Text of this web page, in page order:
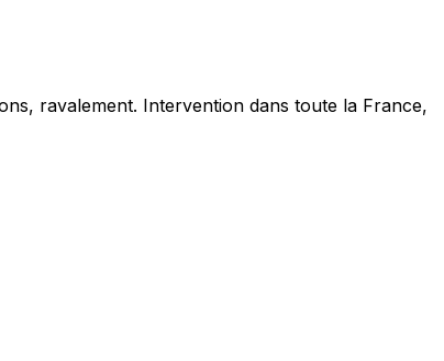
ravalement. Intervention dans toute la France,